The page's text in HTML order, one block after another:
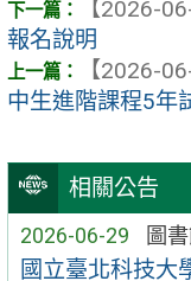
相關公告
2026-06-29 圖
國立臺北科技大
【2026-
報名說明
【2026-
中生進階課程5年